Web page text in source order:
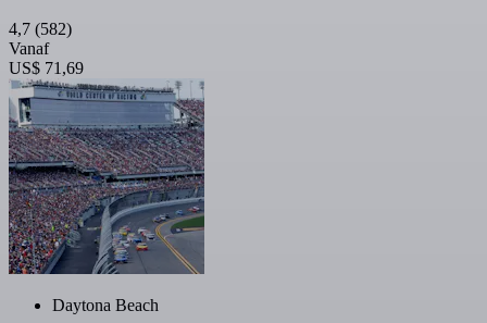
4,7 (582)
Vanaf
US$ 71,69
Daytona Beach